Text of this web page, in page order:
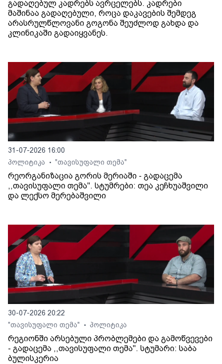
გადაღებულ კადრებს ავრცელებს. კადრები
მაშინაა გადაღებული, როცა დაკავების შემდეგ
არასრულწლოვანი გოგონა შეუძლოდ გახდა და
კლინიკაში გადაიყვანეს.
31-07-2026 16:00
პოლიტიკა
• "თავისუფალი თემა"
რეორგანიზაცია გორის მერიაში - გადაცემა
,,თავისუფალი თემა". სტუმრები: თეა კეჩხუაშვილი
და ლექსო მერებაშვილი
30-07-2026 20:22
"თავისუფალი თემა"
• პოლიტიკა
რეგიონში არსებული პრობლემები და გამოწვევები
- გადაცემა ,,თავისუფალი თემა". სტუმარი: საბა
ბულისკერია